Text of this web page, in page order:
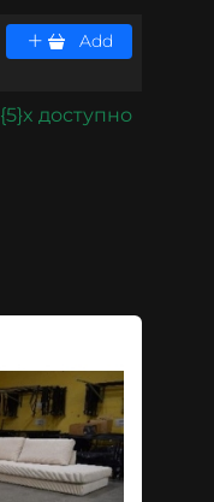
Add
{5}x доступно